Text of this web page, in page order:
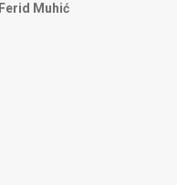
Ferid Muhić